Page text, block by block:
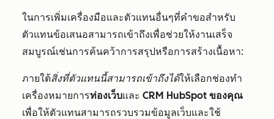
ในการเพิ่มเครื่องมือและตัวแทนอื่นๆที่คำขอสำหรับ
ตัวแทนข้อเสนอสามารถเข้าถึงเพื่อช่วยให้งานเสร็จ
สมบูรณ์เช่นการค้นคว้าการสรุปหรือการสร้างเนื้อหา:
ภายใต้สิ่งที่ตัวแทนนี้สามารถเข้าถึงได้ให้เลือกช่องทำ
เครื่องหมายการท่องเว็บและ CRM HubSpot ของคุณ
เพื่อให้ตัวแทนสามารถรวบรวมข้อมูลเว็บและใช้